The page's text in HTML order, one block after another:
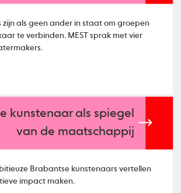
zijn als geen ander in staat om groepen
te verbinden. MEST sprak met vier
kunstenaar als spiegel
van de maatschappij
Brabantse kunstenaars vertellen
impact maken.